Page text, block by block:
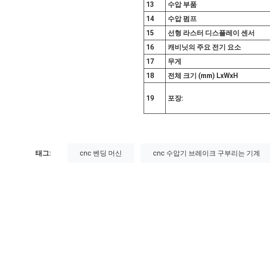
13
수압 부품
14
수압 펌프
15
선형 라스터 디스플레이 센서
16
캐비닛의 주요 전기 요소
17
무게
18
전체 크기 (mm) LxWxH
19 포장:
태그: cnc 벤딩 머신 cnc 수압기 브레이크 구부리는 기계